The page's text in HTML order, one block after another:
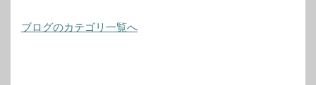
ブログのカテゴリ一覧へ